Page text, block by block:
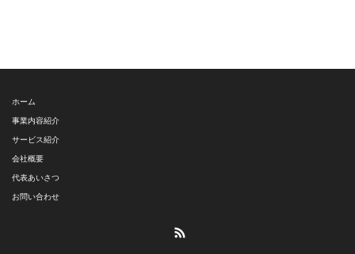
ホーム
事業内容紹介
サービス紹介
会社概要
代表あいさつ
お問い合わせ